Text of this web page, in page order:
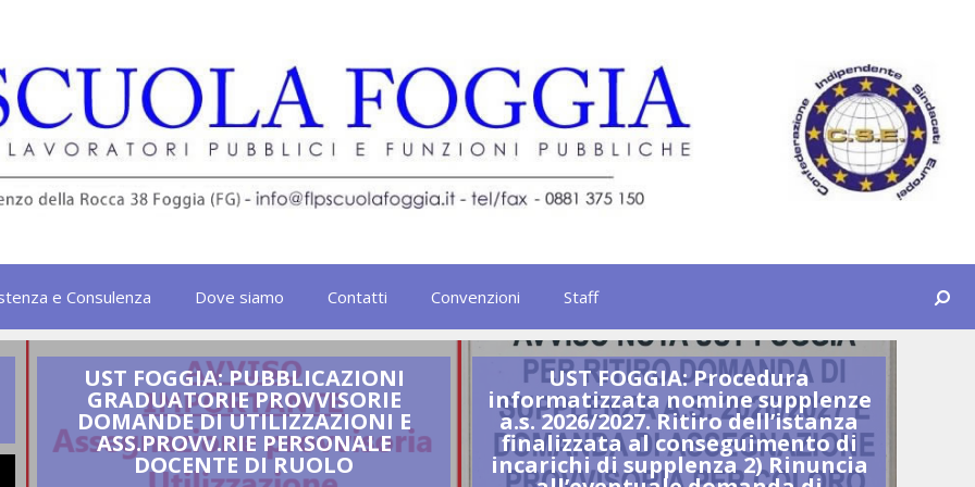
e Consulenza Dove siamo Contatti Convenzioni Staff Cerca
UST FOGGIA: PUBBLICAZIONI
GRADUATORIE PROVVISORIE
DOMANDE DI UTILIZZAZIONI E
ASS.PROVV.RIE PERSONALE
DOCENTE DI RUOLO
UST FOGGIA: Procedura
informatizzata nomine supplenze
a.s. 2026/2027. Ritiro dell’istanza
finalizzata al conseguimento di
incarichi di supplenza 2) Rinuncia